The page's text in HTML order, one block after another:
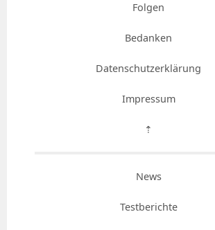
Folgen
Bedanken
Datenschutzerklärung
Impressum
⇡
News
Testberichte